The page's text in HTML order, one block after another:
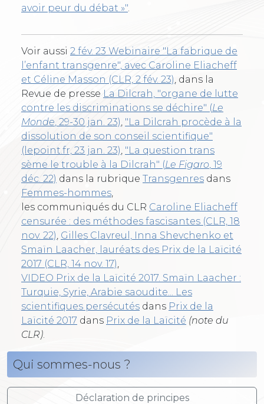
avoir peur du débat »"
Voir aussi 2 fév. 23 Webinaire "La fabrique de
l’enfant transgenre", avec Caroline Eliacheff
et Céline Masson (CLR, 2 fév. 23) , dans la
Revue de presse La Dilcrah, "organe de lutte
contre les discriminations se déchire" (Le
Monde , 29-30 jan. 23) "La Dilcrah procède à la
dissolution de son conseil scientifique"
(lepoint.fr, 23 jan. 23) "La question trans
sème le trouble à la Dilcrah" (Le Figaro , 19
déc. 22) dans la rubrique Transgenres dans
Femmes-hommes
les communiqués du CLR Caroline Eliacheff
censurée : des méthodes fascisantes (CLR, 18
nov. 22) Gilles Clavreul, Inna Shevchenko et
Smaïn Laacher, lauréats des Prix de la Laïcité
2017 (CLR, 14 nov. 17)
VIDEO Prix de la Laïcité 2017. Smaïn Laacher :
Turquie, Syrie, Arabie saoudite... Les
scientifiques persécutés dans Prix de la
Laïcité 2017 dans Prix de la Laïcité (note du
CLR)
Qui sommes-nous ?
Déclaration de principes